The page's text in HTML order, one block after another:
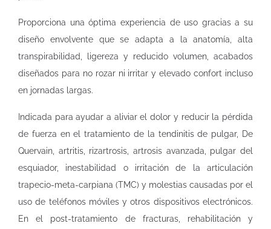
Proporciona una óptima experiencia de uso gracias a su
diseño envolvente que se adapta a la anatomía, alta
transpirabilidad, ligereza y reducido volumen, acabados
diseñados para no rozar ni irritar y elevado confort incluso
en jornadas largas.
Indicada para ayudar a aliviar el dolor y reducir la pérdida
de fuerza en el tratamiento de la tendinitis de pulgar, De
Quervain, artritis, rizartrosis, artrosis avanzada, pulgar del
esquiador, inestabilidad o irritación de la articulación
trapecio-meta-carpiana (TMC) y molestias causadas por el
uso de teléfonos móviles y otros dispositivos electrónicos.
En el post-tratamiento de fracturas, rehabilitación y